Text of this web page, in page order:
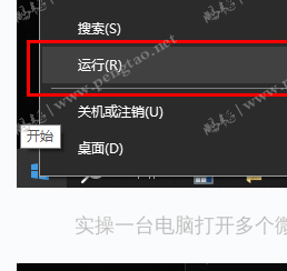
实操一台电脑打开多个